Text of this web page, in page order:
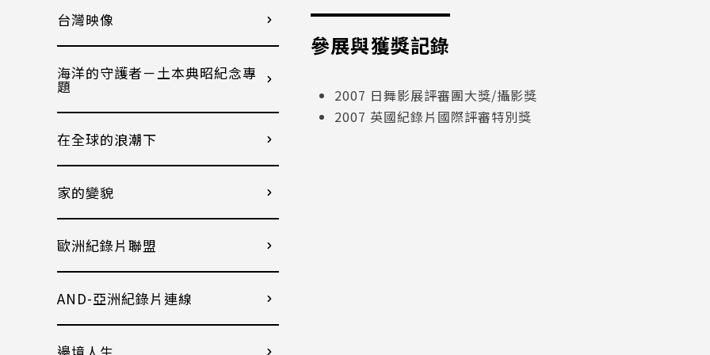
參展與獲獎記錄
2007 日舞影展評審團大獎/攝影獎
2007 英國紀錄片國際評審特別獎
台灣映像
海洋的守護者－土本典昭紀念專
題
在全球的浪潮下
家的變貌
歐洲紀錄片聯盟
AND-亞洲紀錄片連線